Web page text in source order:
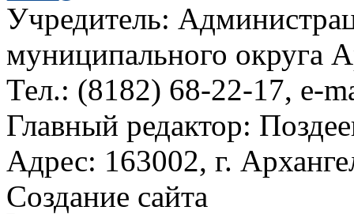
Учредитель:
муниципального округа
Тел.: (8182) 68-22-17, e-
Главный редактор:
Адрес: 163002, г.
Создание сайта